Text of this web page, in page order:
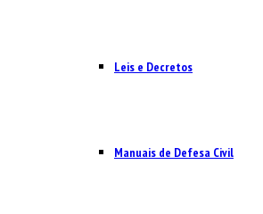
Leis e Decretos
Manuais de Defesa Civil